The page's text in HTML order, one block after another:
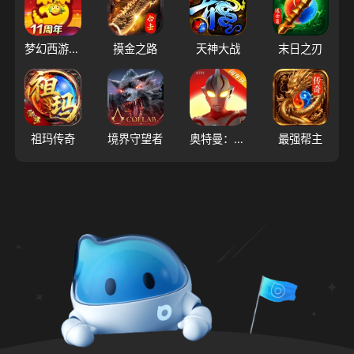
梦幻西游（大陆服） 摸金之路 天神大战 末日之刃
祖玛传奇 境界守望者 奥特曼：超时空英雄 最强帮主